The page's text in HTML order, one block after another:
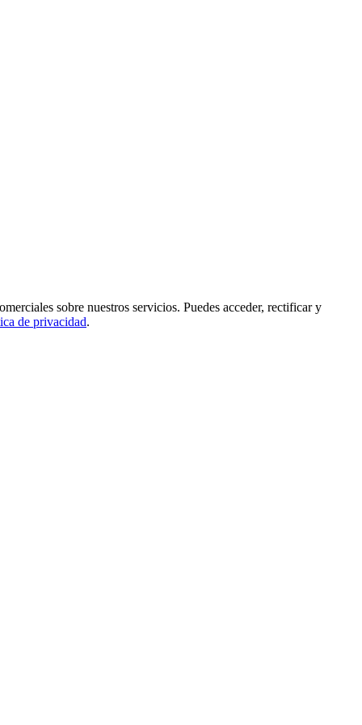
sobre nuestros servicios. Puedes acceder, rectificar y
de privacidad.